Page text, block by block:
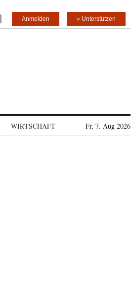
» Unterstützen
Anmelden
WIRTSCHAFT Fr, 7. Aug 2026